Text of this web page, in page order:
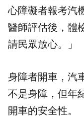
心障礙者報考汽
醫師評估後，體
請民眾放心。」
身障者開車，汽
不是身障，但年
開車的安全性。